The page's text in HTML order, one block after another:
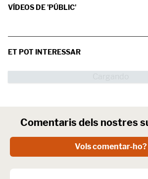
VÍDEOS DE 'PÚBLIC'
ET POT INTERESSAR
Comentaris dels nostres
Vols comentar-ho?